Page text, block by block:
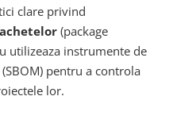
clare privind
(package
utilizeaza instrumente de
pentru a controla
lor.